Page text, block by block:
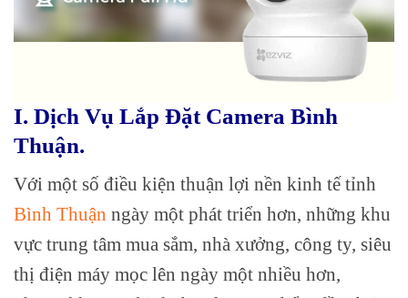
I. Dịch Vụ Lắp Đặt Camera Bình
Thuận.
Với một số điều kiện thuận lợi nền kinh tế tỉnh
Bình Thuận ngày một phát triển hơn, những khu
vực trung tâm mua sắm, nhà xưởng, công ty, siêu
thị điện máy mọc lên ngày một nhiều hơn,